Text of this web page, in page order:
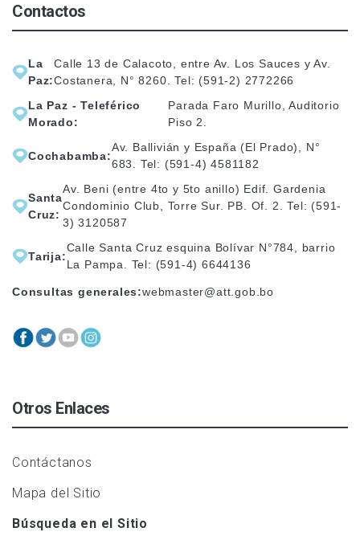
Contactos
La
Paz:
Calle 13 de Calacoto, entre Av. Los Sauces y Av.
Costanera, N° 8260. Tel: (591-2) 2772266
La Paz - Teleférico
Morado:
Parada Faro Murillo, Auditorio
Piso 2.
Cochabamba:
Av. Ballivián y España (El Prado), N°
683. Tel: (591-4) 4581182
Santa
Cruz:
Av. Beni (entre 4to y 5to anillo) Edif. Gardenia
Condominio Club, Torre Sur. PB. Of. 2. Tel: (591-
3) 3120587
Tarija:
Calle Santa Cruz esquina Bolívar N°784, barrio
La Pampa. Tel: (591-4) 6644136
Consultas generales:webmaster@att.gob.bo
Otros Enlaces
Contáctanos
Mapa del Sitio
Búsqueda en el Sitio